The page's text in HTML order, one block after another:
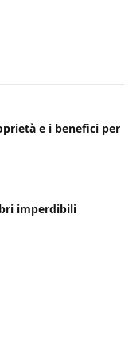
e i benefici per
imperdibili